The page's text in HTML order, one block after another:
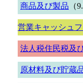
商品及び製品 （
営業キャッシュ
法人税住民税及
原材料及び貯蔵